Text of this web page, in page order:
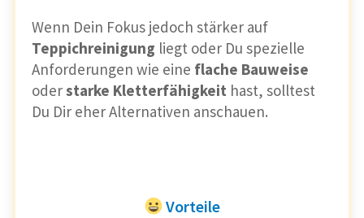
Wenn Dein Fokus jedoch stärker auf
Teppichreinigung liegt oder Du spezielle
Anforderungen wie eine flache Bauweise
oderstarke Kletterfähigkeit hast, solltest
Du Dir eher Alternativen anschauen.
Vorteile